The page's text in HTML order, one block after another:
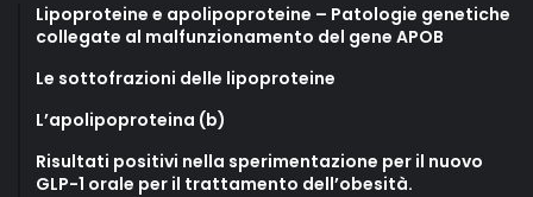
Lipoproteine e apolipoproteine – Patologie genetiche
collegate al malfunzionamento del gene APOB
Le sottofrazioni delle lipoproteine
L’apolipoproteina (b)
Risultati positivi nella sperimentazione per il nuovo
GLP-1 orale per il trattamento dell’obesità.